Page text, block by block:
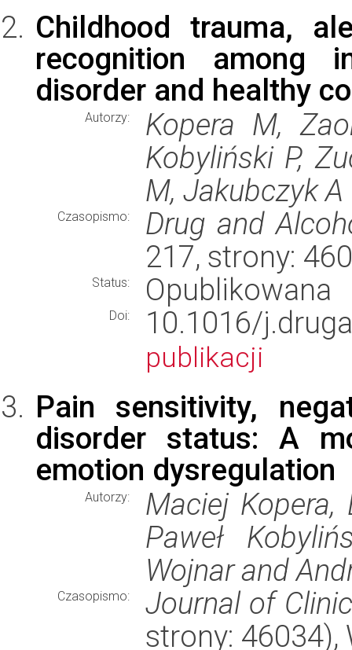
Childhood trauma,
recognition among
disorder and healthy
Autorzy:
Kopera M,
Kobyliński P,
M, Jakubczyk A
Czasopismo:
Drug and
217, strony:
Status: Opublikowana
Doi: 10.1016/
publikacji
Pain sensitivity,
disorder status: A
emotion dysregulation
Autorzy:
Maciej Kopera,
Paweł
Wojnar and
Czasopismo:
Journal of
strony: